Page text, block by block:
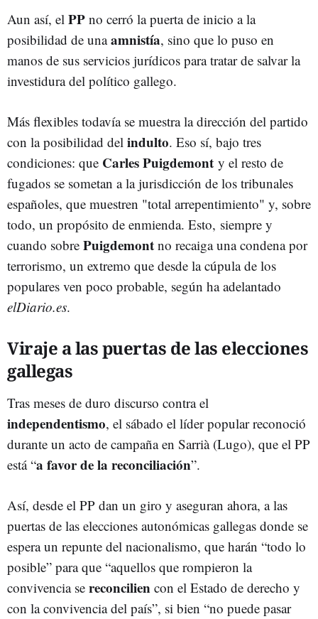
Aun así, el PP no cerró la puerta de inicio a la
posibilidad de unaamnistía, sino que lo puso en
manos de sus servicios jurídicos para tratar de salvar la
investidura del político gallego.
Más flexibles todavía se muestra la dirección del partido
con la posibilidad del indulto. Eso sí, bajo tres
condiciones: que Carles Puigdemont y el resto de
fugados se sometan a la jurisdicción de los tribunales
españoles, que muestren "total arrepentimiento" y, sobre
todo, un propósito de enmienda. Esto, siempre y
cuando sobre Puigdemont no recaiga una condena por
terrorismo, un extremo que desde la cúpula de los
populares ven poco probable, según ha adelantado
elDiario.es.
Viraje a las puertas de las elecciones
gallegas
Tras meses de duro discurso contra el
independentismo, el sábado el líder popular reconoció
durante un acto de campaña en Sarrià (Lugo), que el PP
está “a favor de la reconciliación”.
Así, desde el PP dan un giro y aseguran ahora, a las
puertas de las elecciones autonómicas gallegas donde se
espera un repunte del nacionalismo, que harán “todo lo
posible” para que “aquellos que rompieron la
convivencia se reconcilien con el Estado de derecho y
con la convivencia del país”, si bien “no puede pasar